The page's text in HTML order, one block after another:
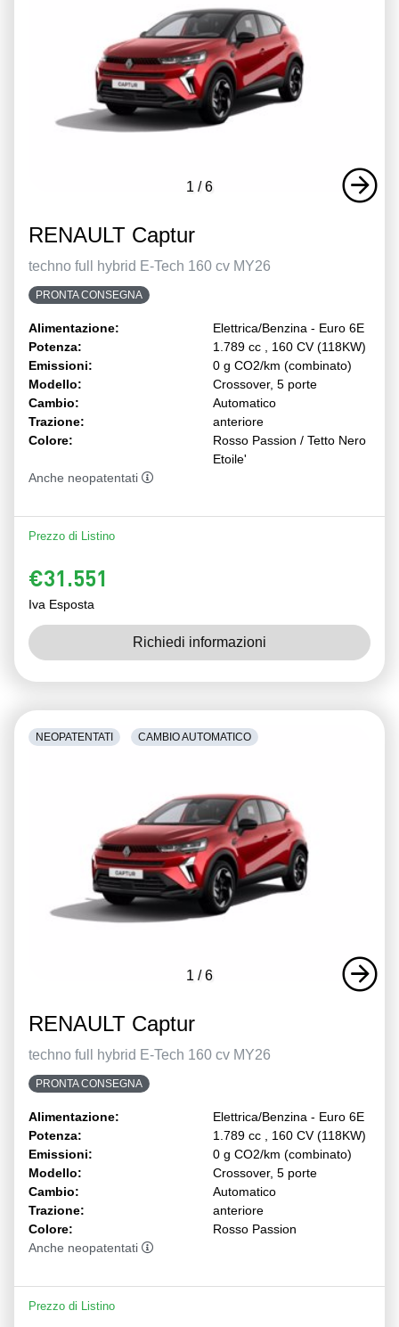
1 /6
RENAULT Captur
techno full hybrid E-Tech 160 cv MY26
PRONTA CONSEGNA
Alimentazione:
Elettrica/Benzina - Euro 6E
Potenza:
1.789 cc , 160 CV (118KW)
Emissioni:
0 g CO2/km (combinato)
Modello:
Crossover, 5 porte
Cambio:
Automatico
Trazione:
anteriore
Colore:
Rosso Passion / Tetto Nero
Etoile'
Anche neopatentati
Prezzo di Listino
€31.551
Iva Esposta
Richiedi informazioni
1 /6
NEOPATENTATI CAMBIO AUTOMATICO
RENAULT Captur
techno full hybrid E-Tech 160 cv MY26
PRONTA CONSEGNA
Alimentazione:
Elettrica/Benzina - Euro 6E
Potenza:
1.789 cc , 160 CV (118KW)
Emissioni:
0 g CO2/km (combinato)
Modello:
Crossover, 5 porte
Cambio:
Automatico
Trazione:
anteriore
Colore:
Rosso Passion
Anche neopatentati
Prezzo di Listino